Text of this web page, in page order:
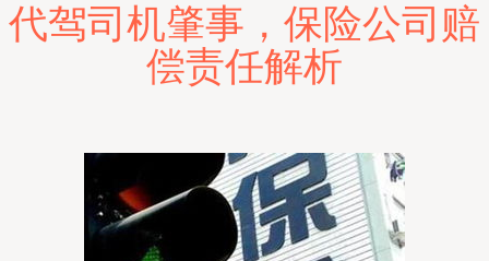
代驾司机肇事，保险公司赔
偿责任解析